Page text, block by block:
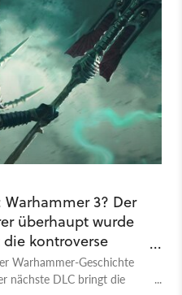
Warhammer 3? Der
überhaupt wurde
kontroverse
Warhammer-Geschichte
nächste DLC bringt die